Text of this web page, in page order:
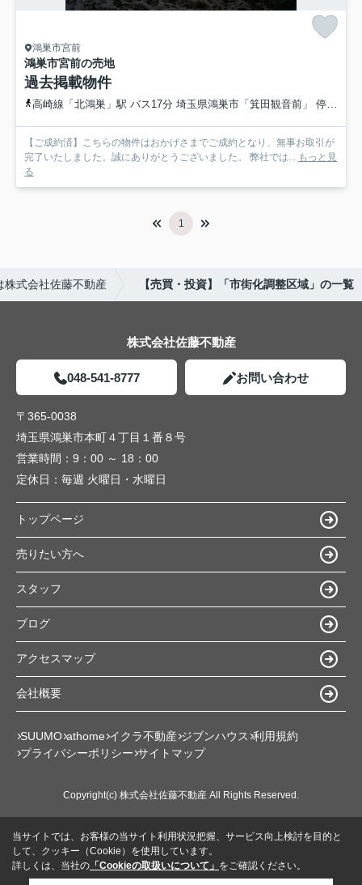
鴻巣市宮前
鴻巣市宮前の売地
過去掲載物件
高崎線「北鴻巣」駅 バス17分 埼玉県鴻巣市「箕田観音前」 停歩4分
【ご成約済】こちらの物件はおかげさまでご成約となり、無事お取引が
完了いたしました。誠にありがとうございました。 弊社では... もっと見
る
1
株式会社佐藤不動産 【売買・投資】「市街化調整区域」の一覧
株式会社佐藤不動産
048-541-8777 お問い合わせ
〒365-0038
埼玉県鴻巣市本町４丁目１番８号
営業時間： 9：00 ～ 18：00
定休日： 毎週 火曜日・水曜日
トップページ
売りたい方へ
スタッフ
ブログ
アクセスマップ
会社概要
SUUMO athome イクラ不動産 ジブンハウス 利用規約
プライバシーポリシー サイトマップ
Copyright(c) 株式会社佐藤不動産 All Rights Reserved.
当サイトでは、お客様の当サイト利用状況把握、サービス向上検討を目的と
して、クッキー（Cookie）を使用しています。
詳しくは、当社の 「Cookieの取扱いについて」 をご確認ください。